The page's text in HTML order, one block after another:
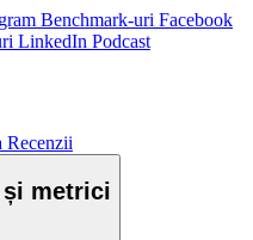
Benchmark-uri Facebook
LinkedIn Podcast
Recenzii
și metrici